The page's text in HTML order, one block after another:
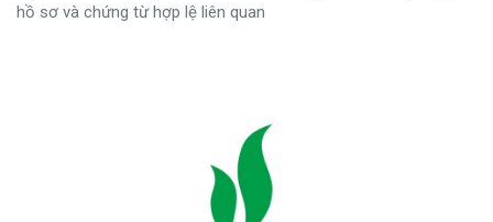
hồ sơ và chứng từ hợp lệ liên quan